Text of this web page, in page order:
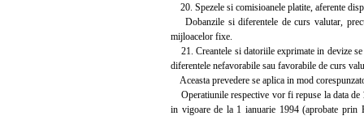
20. Spezele si comisioanele platite, aferente
Dobanzile si diferentele de curs valutar,
mijloacelor fixe.
21. Creantele si datoriile exprimate in devize
diferentele nefavorabile sau favorabile de curs
Aceasta prevedere se aplica in mod
Operatiunile respective vor fi repuse la data de
in vigoare de la 1 ianuarie 1994 (aprobate prin